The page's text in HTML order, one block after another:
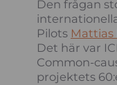
Den frågan
Pilots Mattias
Det här var
Common-
projektets